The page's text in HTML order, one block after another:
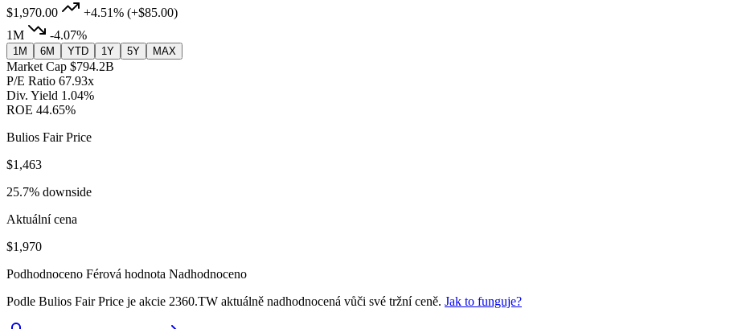
$1,970.00 +4.51% (+$85.00)
1M
-4.07%
1M 6M YTD 1Y 5Y MAX
Market Cap $794.2B
P/E Ratio 67.93x
Div. Yield 1.04%
ROE 44.65%
Bulios Fair Price
$1,463
25.7% downside
Aktuální cena
$1,970
Podhodnoceno Férová hodnota Nadhodnoceno
Podle Bulios Fair Price je akcie 2360.TW aktuálně nadhodnocená vůči své tržní ceně. Jak to funguje?